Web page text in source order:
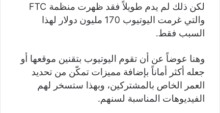
لكن ذلك لم يدم طويلاً فقد ظهرت منظمة FTC
والتي غرمت اليوتيوب 170 مليون دولار لهذا
السبب فقط.
وهنا عوضاً عن أن تقوم اليوتيوب بتقنين موقعها أو
جعله أكثر أماناً بإضافة مميزات تمكّن من تحديد
العمر الخاص بالمشتركين، وبهذا ستسخر لهم
الفيديوهات المناسبة لسنهم.